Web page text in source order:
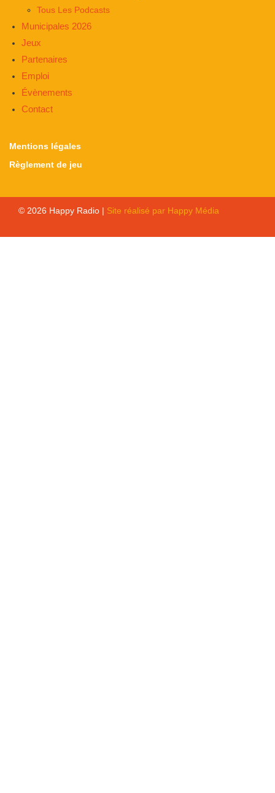
Tous Les Podcasts
Municipales 2026
Jeux
Partenaires
Emploi
Évènements
Contact
Mentions légales
Règlement de jeu
© 2026 Happy Radio | Site réalisé par Happy Média